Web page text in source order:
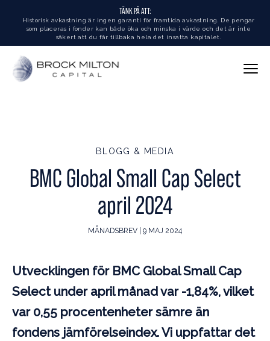
TÄNK PÅ ATT:
Historisk avkastning är ingen garanti för framtida avkastning. De pengar
som placeras i fonder kan både öka och minska i värde och det är inte
säkert att du får tillbaka hela det insatta kapitalet.
BLOGG & MEDIA
BMC Global Small Cap Select
april 2024
MÅNADSBREV | 9 MAJ 2024
Utvecklingen för BMC Global Small Cap
Select under april månad var -1,84%, vilket
var 0,55 procentenheter sämre än
fondens jämförelseindex. Vi uppfattar det